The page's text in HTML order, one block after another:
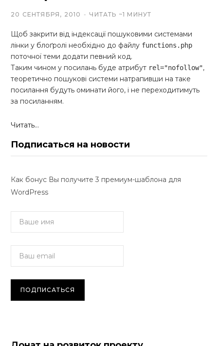
20 СЕНТЯБРЯ, 2010 ЧИТАТЬ ~1 МИНУТ
Щоб закрити від індексації пошуковими системами
лінки у блоґролі необхідно до файлу functions.php
поточної теми додати певний код.
Таким чином у посилань буде атрибут rel="nofollow",
теоретично пошукові системи натрапивши на таке
посилання будуть оминати його, і не переходитимуть
за посиланням.
Читать...
Подписаться на новости
Как бонус Вы получите 3 премиум-шаблона для
WordPress